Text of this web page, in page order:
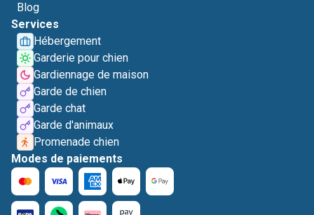
Blog
Services
Hébergement
Garderie pour chien
Gardiennage de maison
Garde de chien
Garde chat
Garde d'animaux
Promenade chien
Modes de paiements